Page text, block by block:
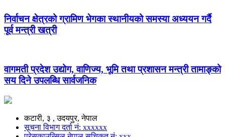
निर्वाचन क्षेत्रको ग्रामिण भेगका स्थानीयको समस्या अध्ययन गर्दै
पूर्व मन्त्री खत्री
वागमती प्रदेश उद्योग, वाणिज्य, भूमि तथा प्रशासन मन्त्री तामाङ्को
सय दिने उपलब्धि सार्वजनिक
कटारी, ३ , उदयपुर, नेपाल
सूचना विभाग दर्ता नं: xxxxxx